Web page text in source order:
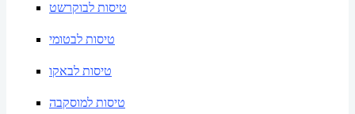
טיסות לבוקרשט
טיסות לבטומי
טיסות לבאקו
טיסות למוסקבה